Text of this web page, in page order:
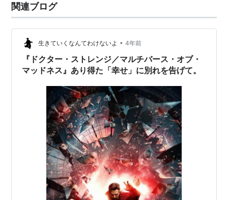
関連ブログ
生きていくなんてわけないよ • 4年前
『ドクター・ストレンジ／マルチバース・オブ・
マッドネス』あり得た「幸せ」に別れを告げて。